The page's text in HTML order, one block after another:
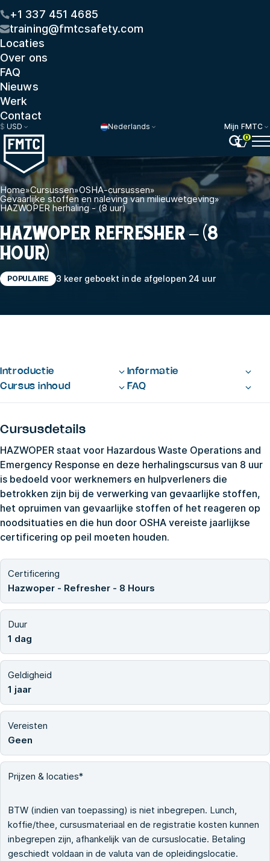
+1 337 451 4685
training@fmtcsafety.com
Locaties
Over ons
FAQ
Nieuws
Werk
Contact
$ USD Nederlands
Mijn FMTC
0
Home»Cursussen»OSHA-cursussen»
Gevaarlijke stoffen en naleving van milieuwetgeving»
HAZWOPER herhaling - (8 uur)
HAZWOPER REFRESHER – (8
HOUR)
POPULAIRE 3 keer geboekt in de afgelopen 24 uur
Introductie
Informatie
Cursus inhoud
FAQ
Cursusdetails
HAZWOPER staat voor Hazardous Waste Operations and
Emergency Response en deze herhalingscursus van 8 uur
is bedoeld voor werknemers en hulpverleners die
betrokken zijn bij de verwerking van gevaarlijke stoffen,
het opruimen van gevaarlijke stoffen of het reageren op
noodsituaties en die hun door OSHA vereiste jaarlijkse
certificering op peil moeten houden.
Certificering
Hazwoper - Refresher - 8 Hours
Duur
1 dag
Geldigheid
1 jaar
Vereisten
Geen
Prijzen & locaties*
BTW (indien van toepassing) is niet inbegrepen. Lunch,
koffie/thee, cursusmateriaal en de registratie kosten kunnen
inbegrepen zijn, afhankelijk van de cursuslocatie. Betaling
geschiedt voldaan in de valuta van de opleidingslocatie.